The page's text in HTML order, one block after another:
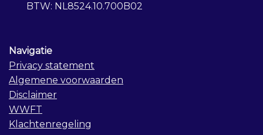
BTW: NL8524.10.700B02
Navigatie
Privacy statement
Algemene voorwaarden
Disclaimer
WWFT
Klachtenregeling